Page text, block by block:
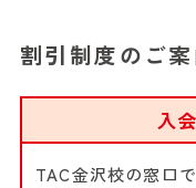
割引制度のご
入
TAC金沢校の窓口